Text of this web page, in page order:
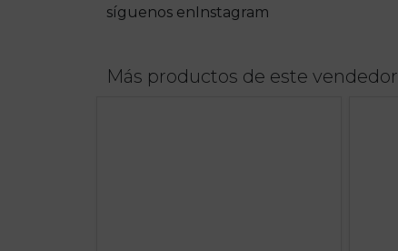
síguenos enInstagram
Más productos de este vendedor